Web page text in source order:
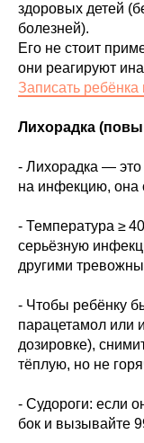
здоровых детей
болезней).
Его не стоит
они реагируют
Записать
Лихорадка
- Лихорадка — это
на инфекцию, она
- Температура ≥
серьёзную
другими
- Чтобы ребёнку
парацетамол или
дозировке),
тёплую, но не
- Судороги: если
бок и вызывайте